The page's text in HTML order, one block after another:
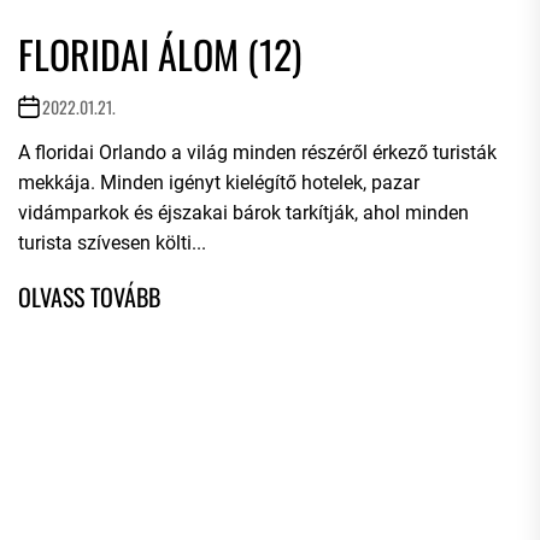
FLORIDAI ÁLOM (12)
2022.01.21.
A floridai Orlando a világ minden részéről érkező turisták
mekkája. Minden igényt kielégítő hotelek, pazar
vidámparkok és éjszakai bárok tarkítják, ahol minden
turista szívesen költi...